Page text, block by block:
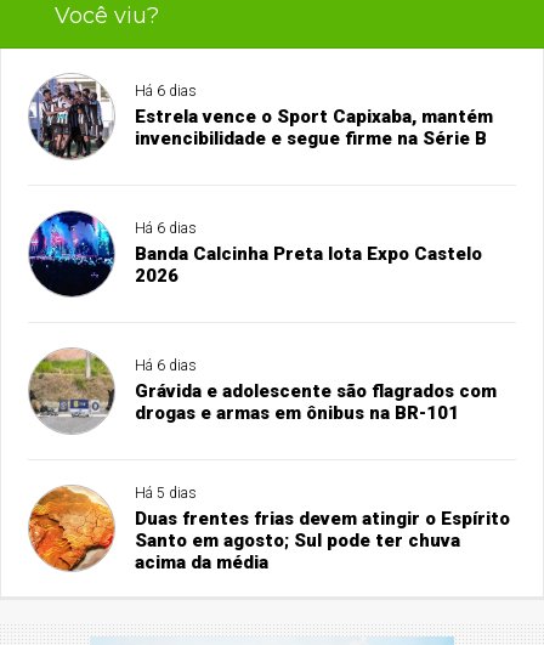
Você viu?
Há 6 dias
Estrela vence o Sport Capixaba, mantém
invencibilidade e segue firme na Série B
Há 6 dias
Banda Calcinha Preta lota Expo Castelo
2026
Há 6 dias
Grávida e adolescente são flagrados com
drogas e armas em ônibus na BR-101
Há 5 dias
Duas frentes frias devem atingir o Espírito
Santo em agosto; Sul pode ter chuva
acima da média